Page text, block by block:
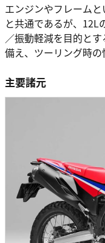
エンジンやフレーム
と共通であるが、12L
／振動軽減を目的と
備え、ツーリング時の
主要諸元